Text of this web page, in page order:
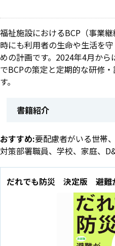
福祉施設におけるBCP（事業
時にも利用者の生命や生活を
めの計画です。2024年4月か
でBCPの策定と定期的な研修
す。
書籍紹介
おすすめ:要配慮者がいる世帯
対策部署職員、学校、家庭、
だれでも防災 決定版 避難